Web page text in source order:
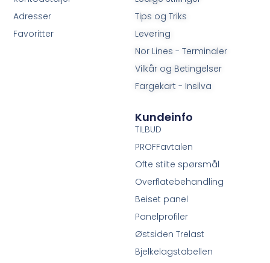
Tips og Triks
Levering
Nor Lines - Terminaler
Vilkår og Betingelser
Fargekart - Insilva
Adresser
Favoritter
Kundeinfo
TILBUD
PROFFavtalen
Ofte stilte spørsmål
Overflatebehandling
Beiset panel
Panelprofiler
Østsiden Trelast
Bjelkelagstabellen